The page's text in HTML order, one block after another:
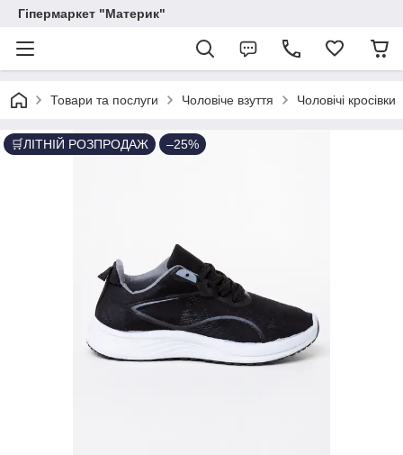
Гіпермаркет "Материк"
Товари та послуги Чоловіче взуття Чоловічі кросівки
🛒ЛІТНІЙ РОЗПРОДАЖ –25%